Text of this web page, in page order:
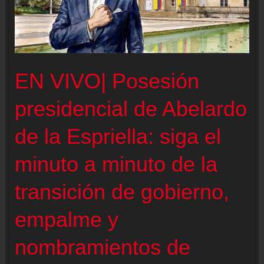
EN VIVO| Posesión
presidencial de Abelardo
de la Espriella: siga el
minuto a minuto de la
transición de gobierno,
empalme y
nombramientos de